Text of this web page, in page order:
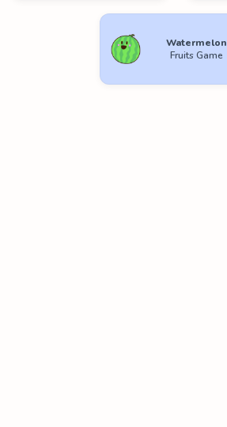
Watermelon
Fruits Game